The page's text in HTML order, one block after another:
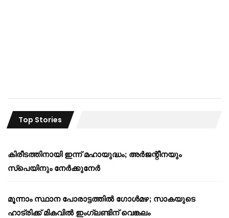
Top Stories
കിരീടത്തിനായി ഇന്ന് മഹായുദ്ധം; അർജന്റീനയും
സ്പെയിനും നേർക്കുനേർ
മൂന്നാം സ്ഥാന പോരാട്ടത്തിൽ ഗോൾമഴ; സാകയുടെ
ഹാട്രിക്ക് മികവിൽ ഇംഗ്ലണ്ടിന് വെങ്കലം